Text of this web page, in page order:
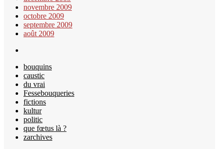
novembre 2009
octobre 2009
septembre 2009
août 2009
bouquins
caustic
du vrai
Fessebouqueries
fictions
kultur
politic
que fœtus là ?
zarchives